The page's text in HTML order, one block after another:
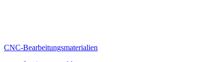
CNC-Bearbeitungsmaterialien